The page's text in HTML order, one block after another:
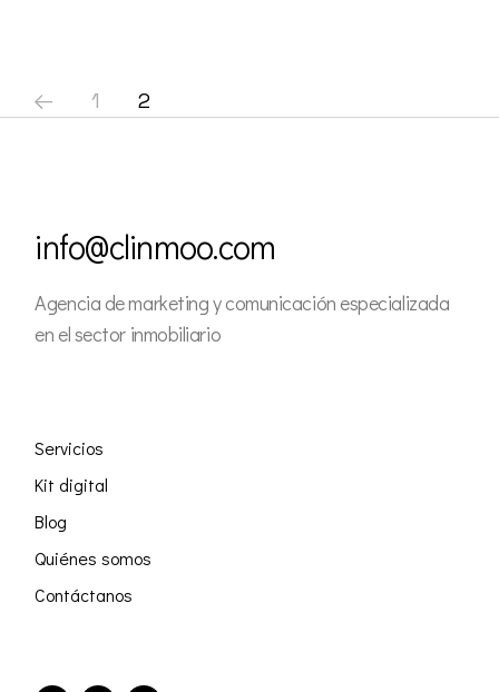
Paginación
1 2
info@clinmoo.com
Agencia de marketing y comunicación especializada
en el sector inmobiliario
Servicios
Kit digital
Blog
Quiénes somos
Contáctanos